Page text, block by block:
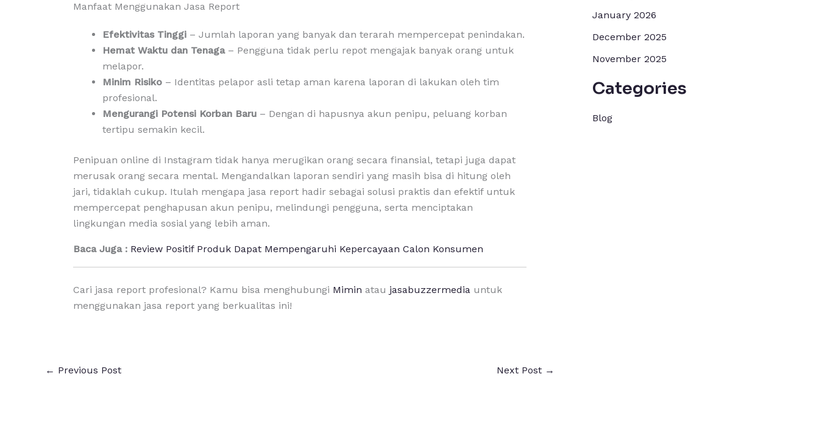
Manfaat Menggunakan Jasa Report
Efektivitas Tinggi – Jumlah laporan yang banyak dan terarah mempercepat penindakan.
Hemat Waktu dan Tenaga– Pengguna tidak perlu repot mengajak banyak orang untuk
melapor.
Minim Risiko – Identitas pelapor asli tetap aman karena laporan di lakukan oleh tim
profesional.
Mengurangi Potensi Korban Baru – Dengan di hapusnya akun penipu, peluang korban
tertipu semakin kecil.
Penipuan online di Instagram tidak hanya merugikan orang secara finansial, tetapi juga dapat
merusak orang secara mental. Mengandalkan laporan sendiri yang masih bisa di hitung oleh
jari, tidaklah cukup. Itulah mengapa jasa report hadir sebagai solusi praktis dan efektif untuk
mempercepat penghapusan akun penipu, melindungi pengguna, serta menciptakan
lingkungan media sosial yang lebih aman.
Baca Juga : Review Positif Produk Dapat Mempengaruhi Kepercayaan Calon Konsumen
Cari jasa report profesional? Kamu bisa menghubungi Mimin atau jasabuzzermedia untuk
menggunakan jasa report yang berkualitas ini!
← Previous Post Next Post →
January 2026
December 2025
November 2025
Categories
Blog